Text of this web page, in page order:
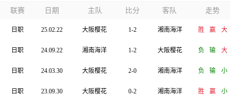
联赛 日期 主队 比分 客队 走势
日职 25.02.22 大阪樱花 1-2 湘南海洋 胜 赢 大
日职 24.09.22 湘南海洋 1-2 大阪樱花 负 输 大
日职 24.03.30 大阪樱花 2-0 湘南海洋 负 输 小
日职 23.09.30 大阪樱花 0-2 湘南海洋 胜 赢 小